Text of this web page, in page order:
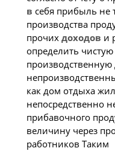
в себя прибыль не
производства
прочих доходов и
определить
производственную
как дом отдыха
непосредственно
прибавочного
величину через
работников Таким